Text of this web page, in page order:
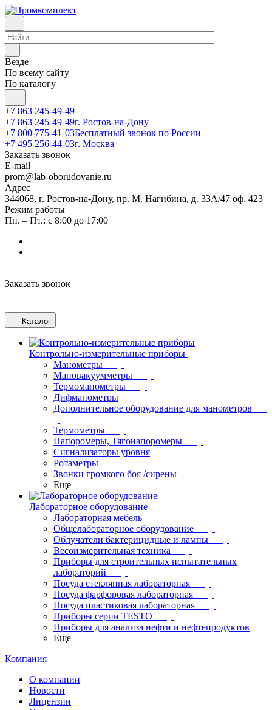
Везде
По всему сайту
По каталогу
+7 863 245-49-49
+7 863 245-49-49г. Ростов-на-Дону
+7 800 775-41-03Бесплатный звонок по России
+7 495 256-44-03г. Москва
Заказать звонок
E-mail
prom@lab-oborudovanie.ru
Адрес
344068, г. Ростов-на-Дону, пр. М. Нагибина, д. 33А/47 оф. 423
Режим работы
Пн. – Пт.: с 8:00 до 17:00
Заказать звонок
Каталог
Контрольно-измерительные приборы
Манометры
Мановакуумметры
Термоманометры
Дифманометры
Дополнительное оборудование для манометров
Термометры
Напоромеры, Тягонапоромеры
Сигнализаторы уровня
Ротаметры
Звонки громкого боя /сирены
Еще
Лабораторное оборудование
Лабораторная мебель
Общелабораторное оборудование
Облучатели бактерицидные и лампы
Весоизмерительная техника
Приборы для строительных испытательных
лабораторий
Посуда стеклянная лабораторная
Посуда фарфоровая лабораторная
Посуда пластиковая лабораторная
Приборы серии TESTO
Приборы для анализа нефти и нефтепродуктов
Еще
Компания
О компании
Новости
Лицензии